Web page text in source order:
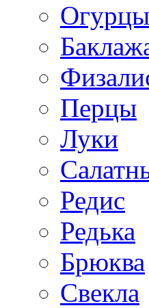
Огурцы
Перцы
Луки
Редис
Редька
Брюква
Свекла